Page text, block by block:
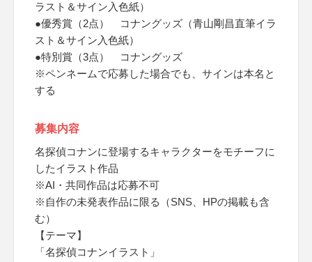
ラスト＆サイン入色紙）
●優秀賞（2点） コナングッズ（青山剛昌直筆イラ
スト＆サイン入色紙）
●特別賞（3点） コナングッズ
※ペンネームで応募した場合でも、サインは本名と
する
募集内容
名探偵コナンに登場するキャラクターをモチーフに
したイラスト作品
※AI・共同作品は応募不可
※自作の未発表作品に限る（SNS、HPの掲載も含
む）
【テーマ】
「名探偵コナンイラスト」